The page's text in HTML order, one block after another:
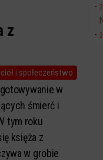
z
i społeczeństwo
w
śmierć i
tym roku
księża z
w grobie